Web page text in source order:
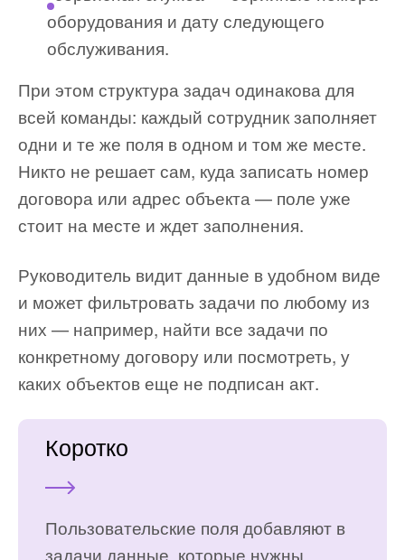
оборудования и дату следующего
обслуживания.
При этом структура задач одинакова для
всей команды: каждый сотрудник заполняет
одни и те же поля в одном и том же месте.
Никто не решает сам, куда записать номер
договора или адрес объекта — поле уже
стоит на месте и ждет заполнения.
Руководитель видит данные в удобном виде
и может фильтровать задачи по любому из
них — например, найти все задачи по
конкретному договору или посмотреть, у
каких объектов еще не подписан акт.
Коротко
Пользовательские поля добавляют в
задачи данные, которые нужны